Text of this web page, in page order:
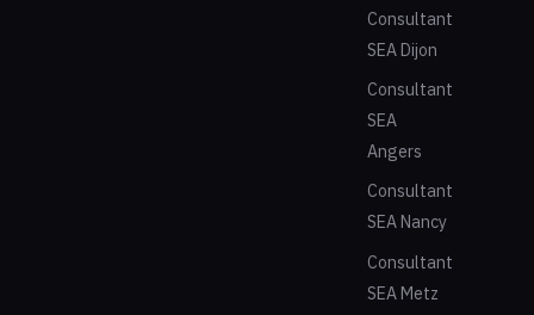
Consultant
SEA Dijon
Consultant
SEA
Angers
Consultant
SEA Nancy
Consultant
SEA Metz